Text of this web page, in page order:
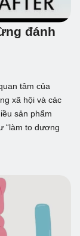
đánh
tâm của
xã hội và các
sản phẩm
“làm to dương